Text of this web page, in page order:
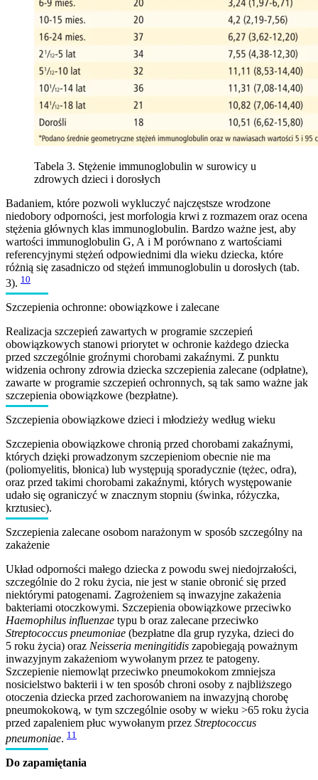
Tabela 3. Stężenie immunoglobulin w surowicy u
zdrowych dzieci i dorosłych
Badaniem, które pozwoli wykluczyć najczęstsze wrodzone
niedobory odporności, jest morfologia krwi z rozmazem oraz ocena
stężenia głównych klas immunoglobulin. Bardzo ważne jest, aby
wartości immunoglobulin G, A i M porównano z wartościami
referencyjnymi stężeń odpowiednimi dla wieku dziecka, które
różnią się zasadniczo od stężeń immunoglobulin u dorosłych (tab.
3). 10
Szczepienia ochronne: obowiązkowe i zalecane
Realizacja szczepień zawartych w programie szczepień
obowiązkowych stanowi priorytet w ochronie każdego dziecka
przed szczególnie groźnymi chorobami zakaźnymi. Z punktu
widzenia ochrony zdrowia dziecka szczepienia zalecane (odpłatne),
zawarte w programie szczepień ochronnych, są tak samo ważne jak
szczepienia obowiązkowe (bezpłatne).
Szczepienia obowiązkowe dzieci i młodzieży według wieku
Szczepienia obowiązkowe chronią przed chorobami zakaźnymi,
których dzięki prowadzonym szczepieniom obecnie nie ma
(poliomyelitis, błonica) lub występują sporadycznie (tężec, odra),
oraz przed takimi chorobami zakaźnymi, których występowanie
udało się ograniczyć w znacznym stopniu (świnka, różyczka,
krztusiec).
Szczepienia zalecane osobom narażonym w sposób szczególny na
zakażenie
Układ odporności małego dziecka z powodu swej niedojrzałości,
szczególnie do 2 roku życia, nie jest w stanie obronić się przed
niektórymi patogenami. Zagrożeniem są inwazyjne zakażenia
bakteriami otoczkowymi. Szczepienia obowiązkowe przeciwko
Haemophilus influenzae typu b oraz zalecane przeciwko
Streptococcus pneumoniae (bezpłatne dla grup ryzyka, dzieci do
5 roku życia) oraz Neisseria meningitidis zapobiegają poważnym
inwazyjnym zakażeniom wywołanym przez te patogeny.
Szczepienie niemowląt przeciwko pneumokokom zmniejsza
nosicielstwo bakterii i w ten sposób chroni osoby z najbliższego
otoczenia dziecka przed zachorowaniem na inwazyjną chorobę
pneumokokową, w tym szczególnie osoby w wieku >65 roku życia
przed zapaleniem płuc wywołanym przez Streptococcus
pneumoniae. 11
Do zapamiętania